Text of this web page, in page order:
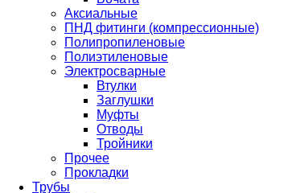
Аксиальные
ПНД фитинги (компрессионные)
Полипропиленовые
Полиэтиленовые
Электросварные
Втулки
Заглушки
Муфты
Отводы
Тройники
Прочее
Прокладки
Трубы